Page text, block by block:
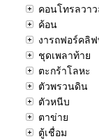
คอนโทรลวา
ค้อน
งารถฟอร์คลิ
ชุดเพลาท้าย
ตะกร้าโลหะ
ตัวพรวนดิน
ตัวหนีบ
ตาข่าย
ตู้เชื่อม